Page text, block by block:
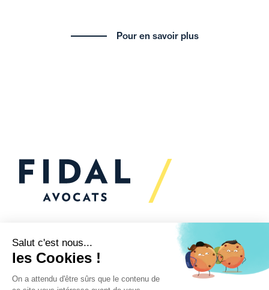
Pour en savoir plus
Vous souhaitez échanger
avec nous ?
Nous sommes